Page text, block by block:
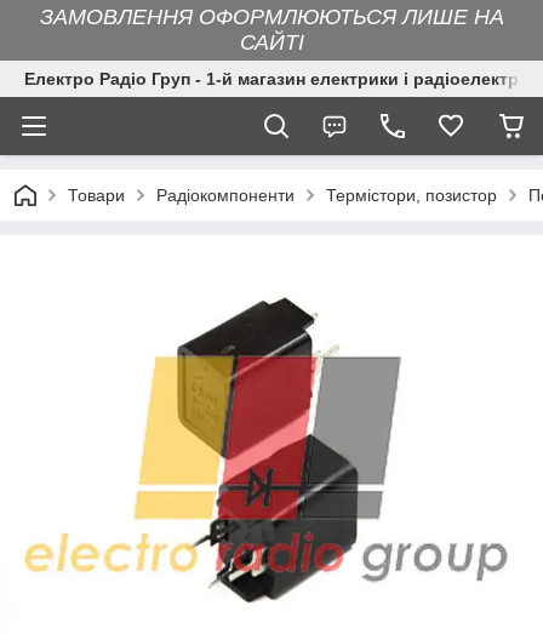
ЗАМОВЛЕННЯ ОФОРМЛЮЮТЬСЯ ЛИШЕ НА
САЙТІ
Електро Радіо Груп - 1-й магазин електрики і
Товари Радіокомпоненти Термістори, позистор